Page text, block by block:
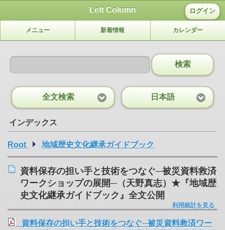
Left Column ログイン
メニュー 新着情報 カレンダー
検索
全文検索 日本語
インデックス
Root 地域歴史文化継承ガイドブック
資料保存の担い手と技術をつなぐ─被災資料救済
ワークショップの展開─（天野真志）★『地域歴
史文化継承ガイドブック』全文公開
利用統計を見る
資料保存の担い手と技術をつなぐ─被災資料救済ワー